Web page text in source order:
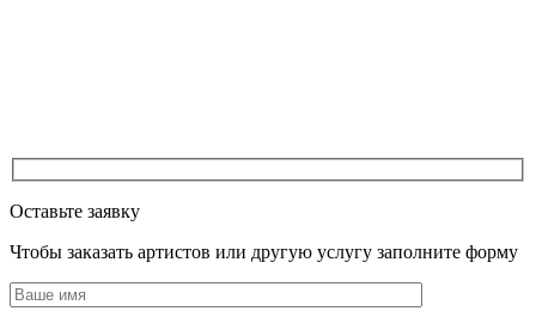
Оставьте заявку
Чтобы заказать артистов или другую услугу заполните форму